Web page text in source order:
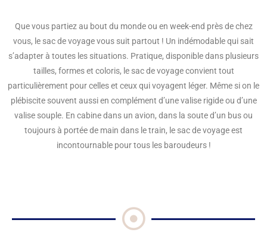
Que vous partiez au bout du monde ou en week-end près de chez
vous, le sac de voyage vous suit partout ! Un indémodable qui sait
s’adapter à toutes les situations. Pratique, disponible dans plusieurs
tailles, formes et coloris, le sac de voyage convient tout
particulièrement pour celles et ceux qui voyagent léger. Même si on le
plébiscite souvent aussi en complément d’une valise rigide ou d’une
valise souple. En cabine dans un avion, dans la soute d’un bus ou
toujours à portée de main dans le train, le sac de voyage est
incontournable pour tous les baroudeurs !